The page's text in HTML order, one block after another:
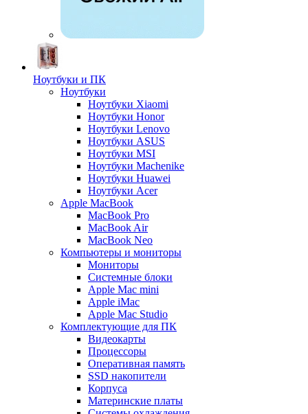
Ноутбуки и ПК
Ноутбуки
Ноутбуки Xiaomi
Ноутбуки Honor
Ноутбуки Lenovo
Ноутбуки ASUS
Ноутбуки MSI
Ноутбуки Machenike
Ноутбуки Huawei
Ноутбуки Acer
Apple MacBook
MacBook Pro
MacBook Air
MacBook Neo
Компьютеры и мониторы
Мониторы
Системные блоки
Apple Mac mini
Apple iMac
Apple Mac Studio
Комплектующие для ПК
Видеокарты
Процессоры
Оперативная память
SSD накопители
Корпуса
Материнские платы